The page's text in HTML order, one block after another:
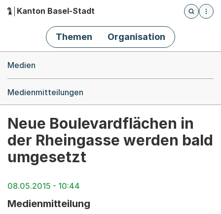
Hauptnavigation
Kanton Basel-Stadt
Öffnet
Themen Organisation
Medien
Medienmitteilungen
Neue Boulevardflächen in
der Rheingasse werden bald
umgesetzt
08.05.2015 - 10:44
Medienmitteilung